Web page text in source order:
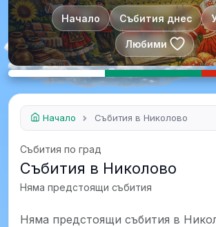
Начало Събития днес
Любими
Начало Събития в Николово
Събития по град
Събития в Николово
Няма предстоящи събития
Няма предстоящи събития в